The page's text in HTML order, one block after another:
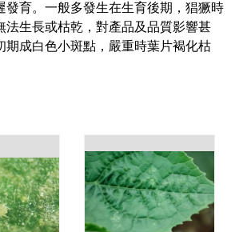
發育。一般多發生在生育後期，猖獗時
法生長或枯乾，對產品及品質影響甚
期成白色小斑點，嚴重時葉片褐化枯